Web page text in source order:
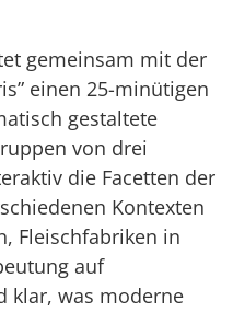
gemeinsam mit der
einen 25-minütigen
gestaltete
von drei
die Facetten der
Kontexten
Fleischfabriken in
auf
klar, was moderne